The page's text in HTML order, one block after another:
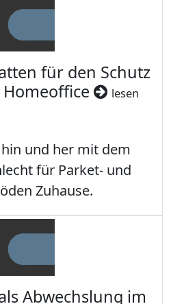
für den Schutz
lesen
und her mit dem
für Parket- und
Zuhause.
Abwechslung im